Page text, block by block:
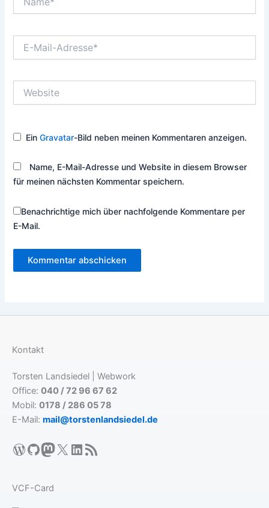
Mail-
EinGravatar-Bild neben meinen Kommentaren anzeigen.
Name, E-Mail-Adresse und Website in diesem Browser
für meinen nächsten Kommentar speichern.
Benachrichtige mich über nachfolgende Kommentare per
E-Mail.
Kontakt
Torsten Landsiedel | Webwork
Office: 040 / 72 96 67 62
Mobil: 0178 / 286 05 78
E-Mail: mail@torstenlandsiedel.de
WordPress
GitHub
Mastodon
X LinkedIn
RSS-Feed
VCF-Card